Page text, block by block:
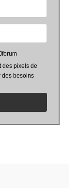
des pixels de
des besoins